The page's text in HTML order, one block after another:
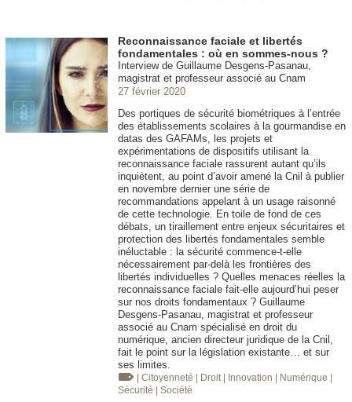
Reconnaissance faciale et libertés
fondamentales : où en sommes-nous ?
Interview de Guillaume Desgens-Pasanau,
magistrat et professeur associé au Cnam
27 février 2020
Des portiques de sécurité biométriques à l’entrée
des établissements scolaires à la gourmandise en
datas des GAFAMs, les projets et
expérimentations de dispositifs utilisant la
reconnaissance faciale rassurent autant qu’ils
inquiètent, au point d’avoir amené la Cnil à publier
en novembre dernier une série de
recommandations appelant à un usage raisonné
de cette technologie. En toile de fond de ces
débats, un tiraillement entre enjeux sécuritaires et
protection des libertés fondamentales semble
inéluctable : la sécurité commence-t-elle
nécessairement par-delà les frontières des
libertés individuelles ? Quelles menaces réelles la
reconnaissance faciale fait-elle aujourd’hui peser
sur nos droits fondamentaux ? Guillaume
Desgens-Pasanau, magistrat et professeur
associé au Cnam spécialisé en droit du
numérique, ancien directeur juridique de la Cnil,
fait le point sur la législation existante… et sur
ses limites.
| Citoyenneté | Droit | Innovation | Numérique |
Sécurité | Société